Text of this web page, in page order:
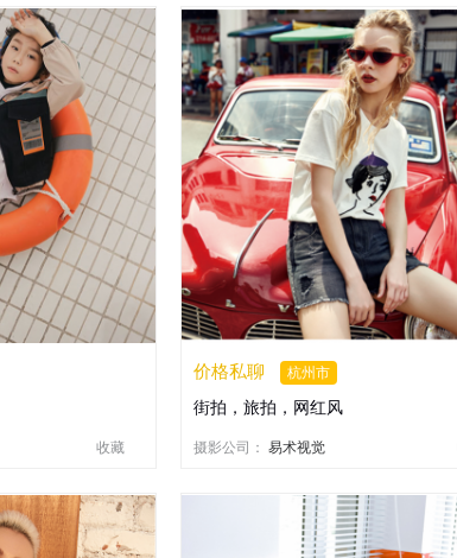
收藏
价格私聊 杭州市
街拍，旅拍，网红风
摄影公司： 易术视觉